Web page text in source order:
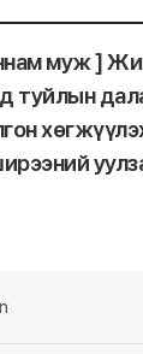
муж ]
туйлын